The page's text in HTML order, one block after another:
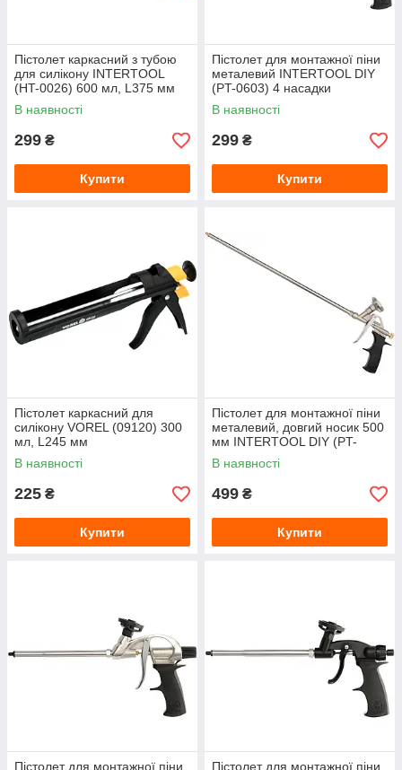
Пістолет каркасний з тубою
для силікону INTERTOOL
(HT-0026) 600 мл, L375 мм
В наявності
299 ₴
Купити
Пістолет для монтажної піни
металевий INTERTOOL DIY
(PT-0603) 4 насадки
В наявності
299 ₴
Купити
Пістолет каркасний для
силікону VOREL (09120) 300
мл, L245 мм
В наявності
225 ₴
Купити
Пістолет для монтажної піни
металевий, довгий носик 500
мм INTERTOOL DIY (PT-
0650) 4 насадки
В наявності
499 ₴
Купити
Пістолет для монтажної піни
Пістолет для монтажної піни